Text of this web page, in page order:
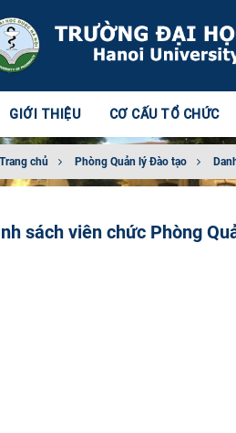
GIỚI THIỆU CƠ CẤU TỔ CHỨC
chủ Phòng Quản lý Đào tạo
sách viên chức Phòng